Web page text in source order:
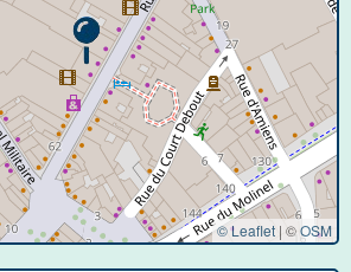
© Leaflet | ©OSM